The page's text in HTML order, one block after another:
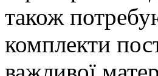
також
комплекти